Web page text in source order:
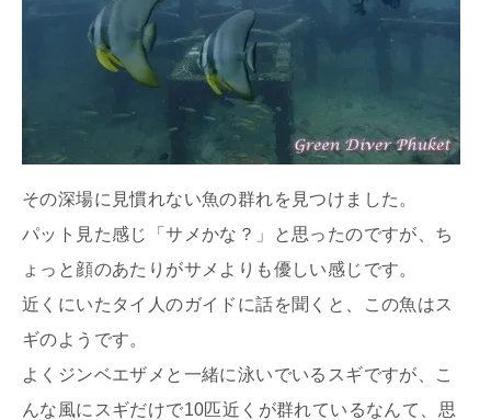
その深場に見慣れない魚の群れを見つけました。
パット見た感じ「サメかな？」と思ったのですが、ち
ょっと顔のあたりがサメよりも優しい感じです。
近くにいたタイ人のガイドに話を聞くと、この魚はス
ギのようです。
よくジンベエザメと一緒に泳いでいるスギですが、こ
んな風にスギだけで10匹近くが群れているなんて、思